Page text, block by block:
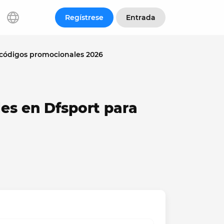
Regístrese Entrada
promocionales 2026
en Dfsport para